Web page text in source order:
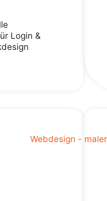
Login &